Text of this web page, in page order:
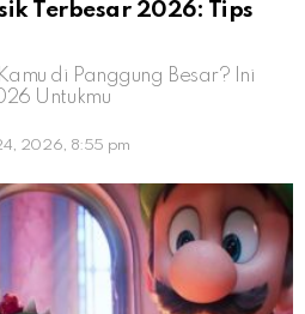
Terbesar 2026: Tips
di Panggung Besar? Ini
Untukmu
2026, 8:55 pm